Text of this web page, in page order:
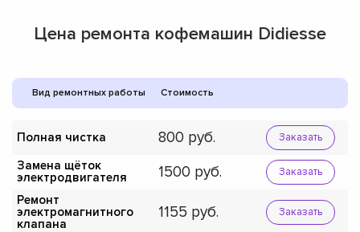
Цена ремонта кофемашин Didiesse
Вид ремонтных работы Стоимость
Полная чистка 800 Заказать
Замена щёток
электродвигателя
1500 Заказать
Ремонт
электромагнитного
клапана
1155 Заказать